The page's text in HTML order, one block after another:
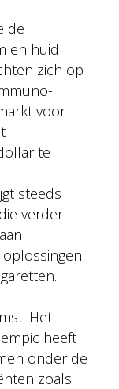
de
en huid
zich op
voor
te
steeds
verder
Het
heeft
onder de
zoals